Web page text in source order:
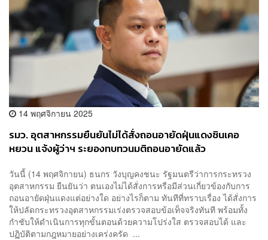
14 พฤศจิกายน 2025
รมว. อุตสาหกรรมยืนยันไม่ได้สั่งถอนอายัดฝุ่นแดงซินเคอ
หยวน แจ้งผู้ว่าฯ ระยองทบทวนมติถอนอายัดแล้ว
วันนี้ (14 พฤศจิกายน) ธนกร วังบุญคงชนะ รัฐมนตรีว่าการกระทรวง
อุตสาหกรรม ยืนยันว่า ตนเองไม่ได้สั่งการหรือมีส่วนเกี่ยวข้องกับการ
ถอนอายัดฝุ่นแดงแต่อย่างใด อย่างไรก็ตาม ทันทีที่ทราบเรื่อง ได้สั่งการ
ให้ปลัดกระทรวงอุตสาหกรรมเร่งตรวจสอบข้อเท็จจริงทันที พร้อมทั้ง
กำชับให้ดำเนินการทุกขั้นตอนด้วยความโปร่งใส ตรวจสอบได้ และ
ปฏิบัติตามกฎหมายอย่างเคร่งครัด ...